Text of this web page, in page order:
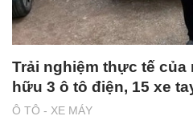
Ô TÔ - XE MÁY
Trải nghiệm thực tế
hữu 3 ô tô điện, 15 xe